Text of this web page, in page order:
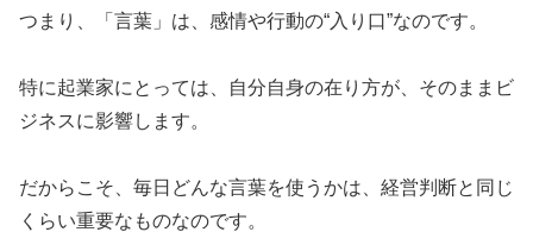
​つまり、「言葉」は、感情や行動の“入り口”なのです。
​特に起業家にとっては、自分自身の在り方が、そのままビ
ジネスに影響します。
​だからこそ、毎日どんな言葉を使うかは、経営判断と同じ
くらい重要なものなのです。